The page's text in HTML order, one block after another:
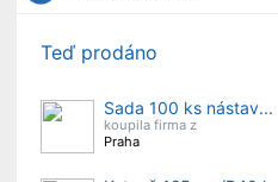
Teď prodáno
Sada 100 ks nástav...
koupila firma z
Praha